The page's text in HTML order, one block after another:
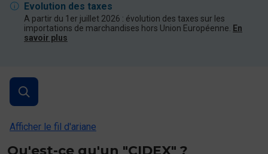
Evolution des taxes
A partir du 1er juillet 2026 : évolution des taxes sur les
importations de marchandises hors Union Européenne.
En
savoir plus
Afficher le fil d'ariane
Qu'est-ce qu'un "CIDEX" ?